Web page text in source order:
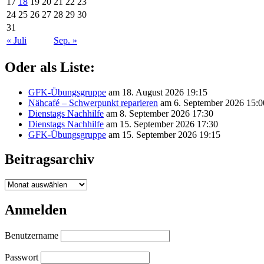
24 25 26 27 28 29 30
31
« Juli
Sep. »
Oder als Liste:
GFK-Übungsgruppe am 18. August 2026 19:15
Nähcafé – Schwerpunkt reparieren am 6. September 2026
Dienstags Nachhilfe am 8. September 2026 17:30
Dienstags Nachhilfe am 15. September 2026 17:30
GFK-Übungsgruppe am 15. September 2026 19:15
Beitragsarchiv
Beitragsarchiv
Anmelden
Benutzername
Passwort